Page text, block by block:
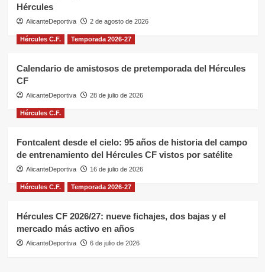
Hércules
AlicanteDeportiva 2 de agosto de 2026
Hércules C.F. Temporada 2026-27
Calendario de amistosos de pretemporada del Hércules
CF
AlicanteDeportiva 28 de julio de 2026
Hércules C.F.
Fontcalent desde el cielo: 95 años de historia del campo
de entrenamiento del Hércules CF vistos por satélite
AlicanteDeportiva 16 de julio de 2026
Hércules C.F. Temporada 2026-27
Hércules CF 2026/27: nueve fichajes, dos bajas y el
mercado más activo en años
AlicanteDeportiva 6 de julio de 2026